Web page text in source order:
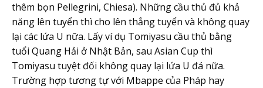
thêm bọn Pellegrini, Chiesa). Những cầu thủ đủ khả
năng lên tuyển thì cho lên thẳng tuyển và không quay
lại các lứa U nữa. Lấy ví dụ Tomiyasu cầu thủ bằng
tuổi Quang Hải ở Nhật Bản, sau Asian Cup thì
Tomiyasu tuyệt đối không quay lại lứa U đá nữa.
Trường hợp tương tự với Mbappe của Pháp hay